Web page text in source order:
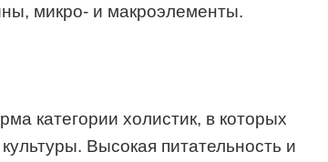
микро- и макроэлементы.
категории холистик, в которых
Высокая питательность и